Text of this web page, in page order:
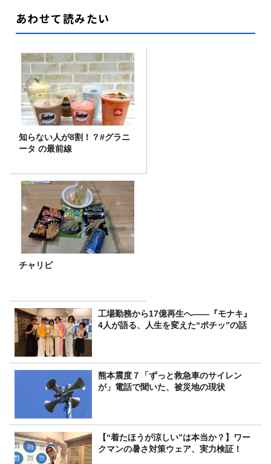
あわせて読みたい
知らない人が8割！？#グラニ
ータ の最前線
チャリピ
工場勤務から17億再生へ——『モナキ』
4人が語る、人生を変えた“ポチッ”の話
熊本震度７「ずっと救急車のサイレン
が」電話で聞いた、被災地の現状
【“着たほうが涼しい”は本当か？】ワー
クマンの暑さ対策ウェア、実力検証！